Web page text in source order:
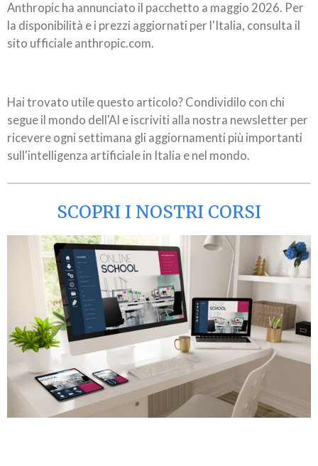
Anthropic ha annunciato il pacchetto a maggio 2026. Per
la disponibilità e i prezzi aggiornati per l'Italia, consulta il
sito ufficiale anthropic.com.
Hai trovato utile questo articolo? Condividilo con chi
segue il mondo dell'AI e iscriviti alla nostra newsletter per
ricevere ogni settimana gli aggiornamenti più importanti
sull'intelligenza artificiale in Italia e nel mondo.
SCOPRI I NOSTRI CORSI